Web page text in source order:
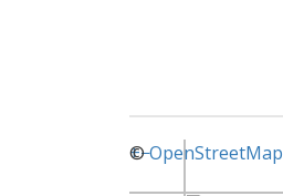
+−
©OpenStreetMap